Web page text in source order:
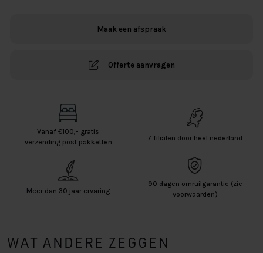
Maak een afspraak
Offerte aanvragen
Vanaf €100,- gratis
verzending post pakketten
7 filialen door heel nederland
Meer dan 30 jaar ervaring
90 dagen omruilgarantie (zie
voorwaarden)
WAT ANDERE ZEGGEN